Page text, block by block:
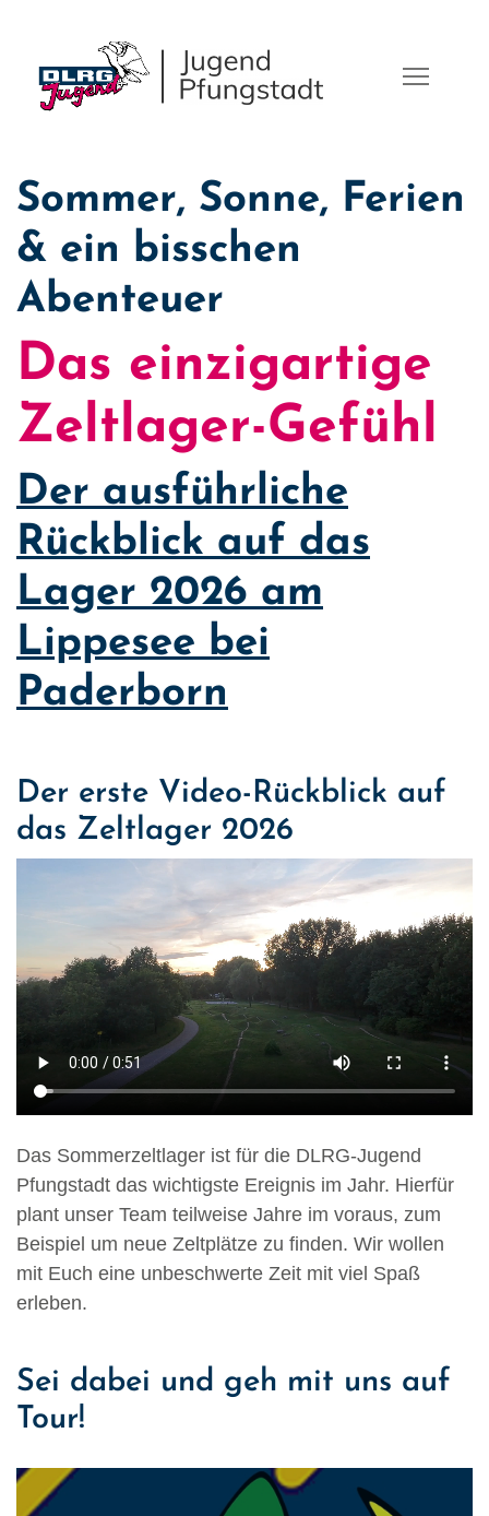
Sommer, Sonne, Ferien
& ein bisschen
Abenteuer
Das einzigartige
Zeltlager-Gefühl
Der ausführliche
Rückblick auf das
Lager 2026 am
Lippesee bei
Paderborn
Der erste Video-Rückblick auf
das Zeltlager 2026
Das Sommerzeltlager ist für die DLRG-Jugend
Pfungstadt das wichtigste Ereignis im Jahr. Hierfür
plant unser Team teilweise Jahre im voraus, zum
Beispiel um neue Zeltplätze zu finden. Wir wollen
mit Euch eine unbeschwerte Zeit mit viel Spaß
erleben.
Sei dabei und geh mit uns auf
Tour!